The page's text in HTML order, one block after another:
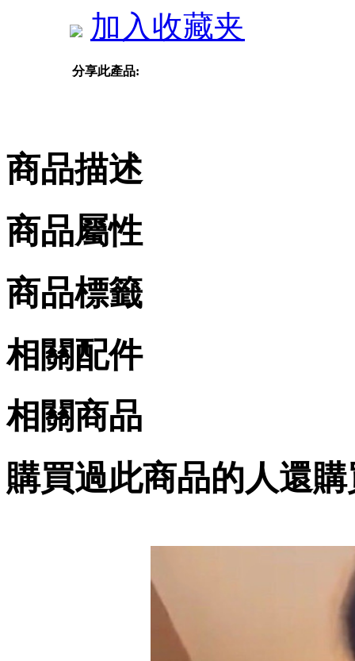
加入收藏夹
分享此產品:
商品描述
商品屬性
商品標籤
相關配件
相關商品
購買過此商品的人還